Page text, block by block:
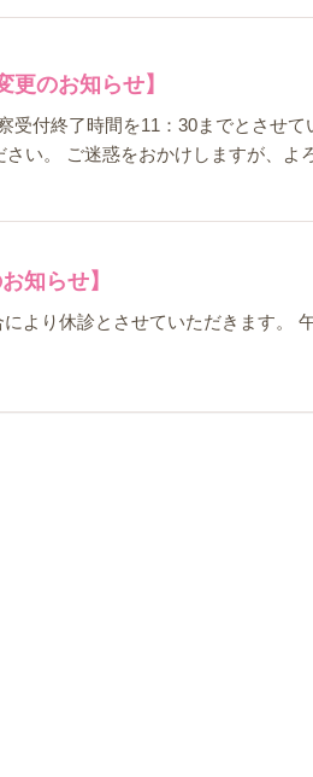
更のお知らせ】
受付終了時間を11：30までとさせ
い。 ご迷惑をおかけしますが、よ
知らせ】
より休診とさせていただきます。